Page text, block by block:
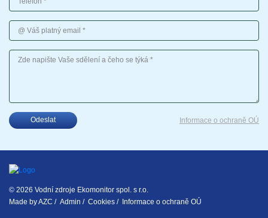
Váš platný email
Vaše sdělení
Odeslat Informace o ochraně OÚ
© 2026 Vodní zdroje Ekomonitor spol. s r.o.
Made byAZC / Admin / Cookies / Informace o ochraně OÚ